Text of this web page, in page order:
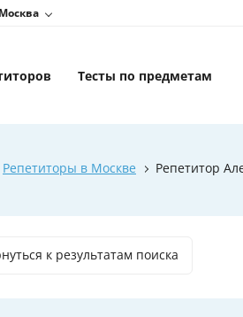
Москва
Тесты по предметам
Репетиторы в Москве Репетитор
к результатам поиска